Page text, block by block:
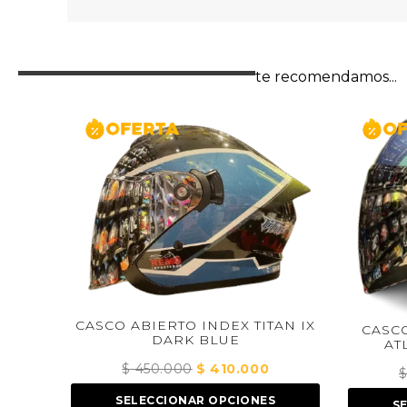
te recomendamos...
TITAN IX
precio
CASCO ABIERTO INDEX TITAN
ATLAS AZUL TURQUESA
$475.000 El
$
precio